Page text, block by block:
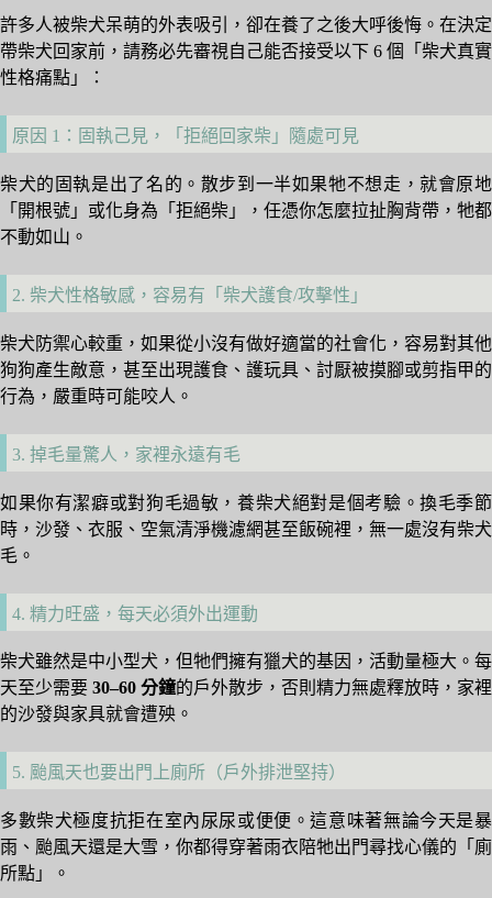
許多人被柴犬呆萌的外表吸引，卻在養了之後大呼後悔。在決定
帶柴犬回家前，請務必先審視自己能否接受以下 6 個「柴犬真實
性格痛點」：
原因 1：固執己見，「拒絕回家柴」隨處可見
柴犬的固執是出了名的。散步到一半如果牠不想走，就會原地
「開根號」或化身為「拒絕柴」，任憑你怎麼拉扯胸背帶，牠都
不動如山。
2. 柴犬性格敏感，容易有「柴犬護食/攻擊性」
柴犬防禦心較重，如果從小沒有做好適當的社會化，容易對其他
狗狗產生敵意，甚至出現護食、護玩具、討厭被摸腳或剪指甲的
行為，嚴重時可能咬人。
3. 掉毛量驚人，家裡永遠有毛
如果你有潔癖或對狗毛過敏，養柴犬絕對是個考驗。換毛季節
時，沙發、衣服、空氣清淨機濾網甚至飯碗裡，無一處沒有柴犬
毛。
4. 精力旺盛，每天必須外出運動
柴犬雖然是中小型犬，但牠們擁有獵犬的基因，活動量極大。每
天至少需要 30–60 分鐘的戶外散步，否則精力無處釋放時，家裡
的沙發與家具就會遭殃。
5. 颱風天也要出門上廁所（戶外排泄堅持）
多數柴犬極度抗拒在室內尿尿或便便。這意味著無論今天是暴
雨、颱風天還是大雪，你都得穿著雨衣陪牠出門尋找心儀的「廁
所點」。